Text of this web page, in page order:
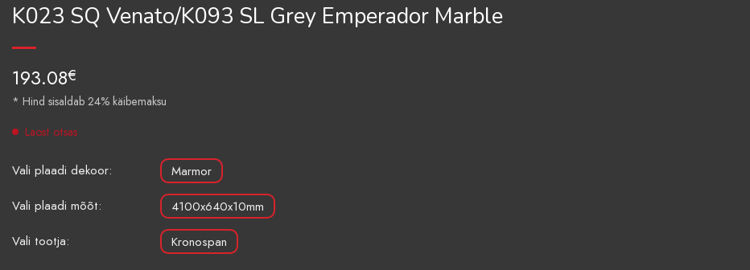
K023 SQ Venato/K093 SL Grey Emperador Marble
193.08€
* Hind sisaldab 24% käibemaksu
Laost otsas
Vali plaadi dekoor:
Marmor
Vali plaadi mõõt:
4100x640x10mm
Vali tootja:
Kronospan